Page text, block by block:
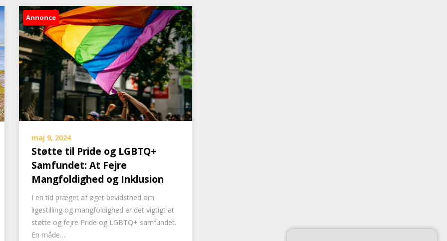
Annonce
maj 9, 2024
Støtte til Pride og LGBTQ+
Samfundet: At Fejre
Mangfoldighed og Inklusion
I en tid præget af øget bevidsthed om
ligestilling og mangfoldighed er det vigtigt at
støtte og fejre Pride og LGBTQ+ samfundet.
En måde…